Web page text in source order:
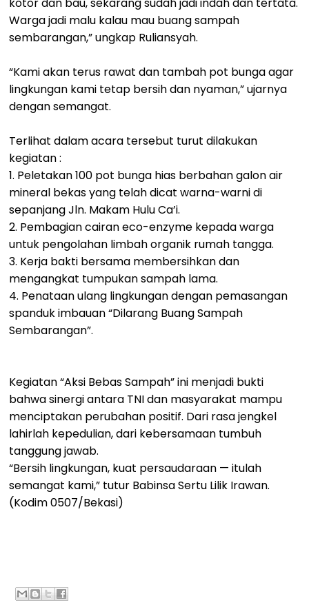
Warga jadi malu kalau mau buang sampah
sembarangan,” ungkap Ruliansyah.
“Kami akan terus rawat dan tambah pot bunga agar
lingkungan kami tetap bersih dan nyaman,” ujarnya
dengan semangat.
Terlihat dalam acara tersebut turut dilakukan
kegiatan :
1. Peletakan 100 pot bunga hias berbahan galon air
mineral bekas yang telah dicat warna-warni di
sepanjang Jln. Makam Hulu Ca’i.
2. Pembagian cairan eco-enzyme kepada warga
untuk pengolahan limbah organik rumah tangga.
3. Kerja bakti bersama membersihkan dan
mengangkat tumpukan sampah lama.
4. Penataan ulang lingkungan dengan pemasangan
spanduk imbauan “Dilarang Buang Sampah
Sembarangan”.
Kegiatan “Aksi Bebas Sampah” ini menjadi bukti
bahwa sinergi antara TNI dan masyarakat mampu
menciptakan perubahan positif. Dari rasa jengkel
lahirlah kepedulian, dari kebersamaan tumbuh
tanggung jawab.
“Bersih lingkungan, kuat persaudaraan — itulah
semangat kami,” tutur Babinsa Sertu Lilik Irawan.
(Kodim 0507/Bekasi)